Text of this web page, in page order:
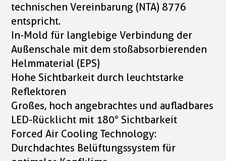
technischen Vereinbarung (NTA) 8776
entspricht.
In-Mold für langlebige Verbindung der
Außenschale mit dem stoßabsorbierenden
Helmmaterial (EPS)
Hohe Sichtbarkeit durch leuchtstarke
Reflektoren
Großes, hoch angebrachtes und aufladbares
LED-Rücklicht mit 180° Sichtbarkeit
Forced Air Cooling Technology:
Durchdachtes Belüftungssystem für